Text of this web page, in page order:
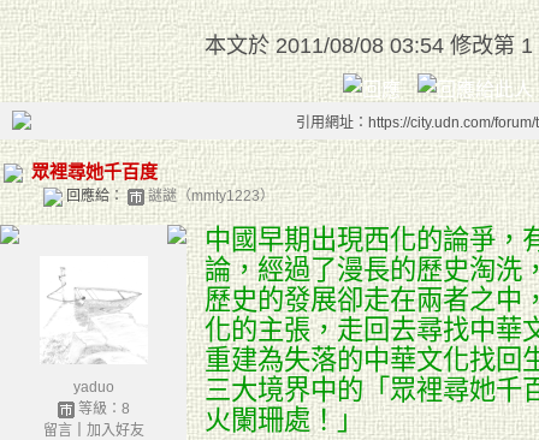
本文於2011/08/08 03:54 修改第 1
引用網址：https://city.udn.com/
眾裡尋她千百度
回應給： 謎謎（mmty1223）
yaduo
等級：8
留言｜ 加入好友
中國早期出現西化的論爭，
論，經過了漫長的歷史淘洗
歷史的發展卻走在兩者之中
化的主張，走回去尋找中華
重建為失落的中華文化找回
三大境界中的「眾裡尋她千
火闌珊處！」